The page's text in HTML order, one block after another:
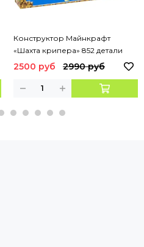
Конструктор Майнкрафт
«Шахта крипера» 852 детали
2500 руб 2990 руб